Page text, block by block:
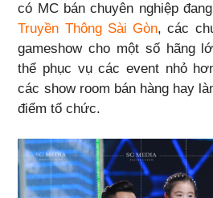
có MC bán chuyên nghiệp
Truyền Thông Sài Gòn, các
gameshow cho một số hãng
thể phục vụ các event nhỏ
các show room bán hàng hay
điểm tổ chức.